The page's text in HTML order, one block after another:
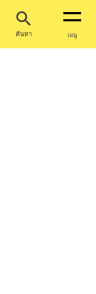
ค้นหา เมนู